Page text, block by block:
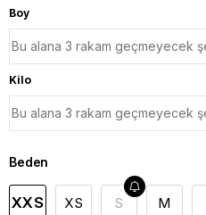
Boy
Kilo
Beden
XXS XS S M